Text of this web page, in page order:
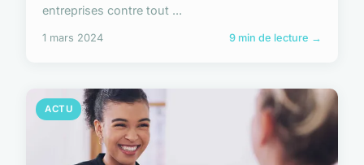
entreprises contre tout ...
1 mars 2024 9 min de lecture →
ACTU